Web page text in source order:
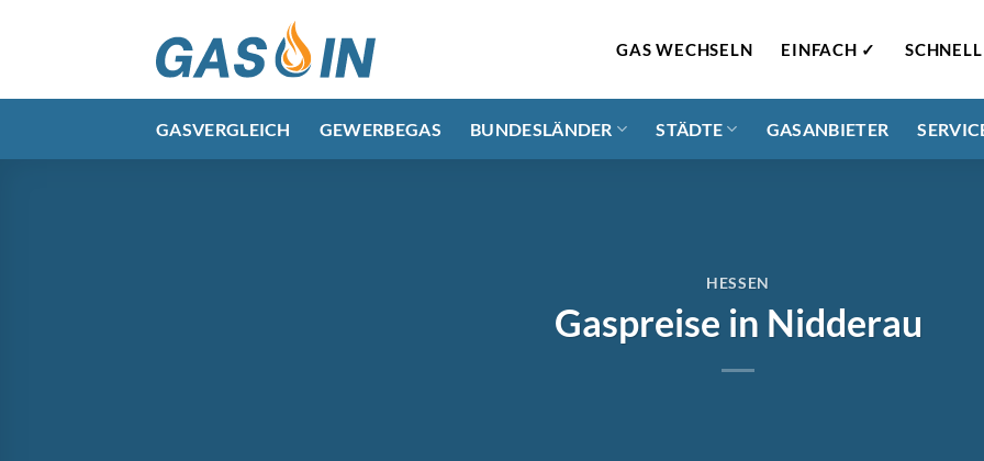
GAS WECHSELN EINFACH ✓
GASVERGLEICH GEWERBEGAS BUNDESLÄNDER STÄDTE GASANBIETER
HESSEN
Gaspreise in Nidderau